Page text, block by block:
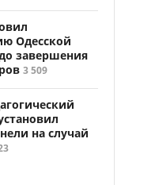
Одесской
завершения
3 509
на случай